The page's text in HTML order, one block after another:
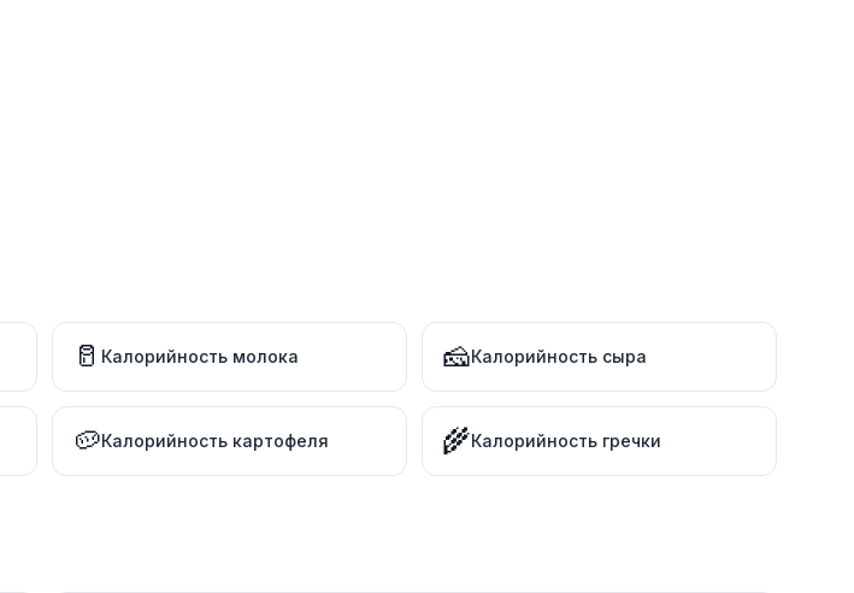
🥛 Калорийность молока 🧀Калорийность сыра
🥔Калорийность картофеля 🌾Калорийность гречки